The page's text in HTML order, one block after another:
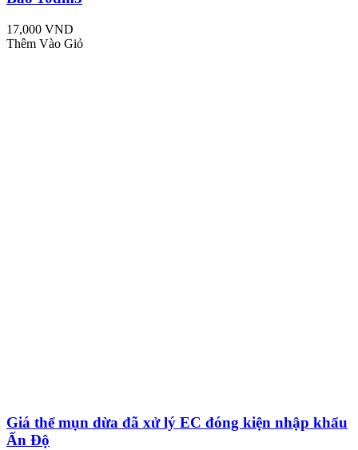
17,000 VND
Thêm Vào Giỏ
Giá thể mụn dừa đã xử lý EC đóng kiện nhập khẩu
Ấn Độ